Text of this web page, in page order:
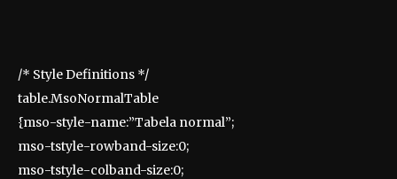
/* Style Definitions */
table.MsoNormalTable
{mso-style-name:”Tabela normal”;
mso-tstyle-rowband-size:0;
mso-tstyle-colband-size:0;